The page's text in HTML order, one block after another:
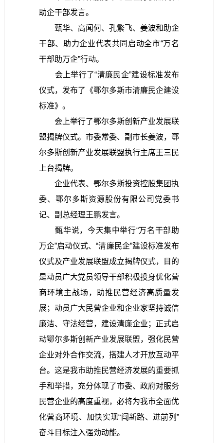
助企干部发言。
甄华、高闻何、孔繁飞、姜波和助企
干部、助力企业代表共同启动全市“万名
干部助万企”行动。
会上举行了“清廉民企”建设标准发布
仪式，发布了《鄂尔多斯市清廉民企建设
标准》。
会上举行了鄂尔多斯创新产业发展联
盟揭牌仪式。 市委常委、副市长姜波，鄂
尔多斯创新产业发展联盟执行主席王三民
上台揭牌。
企业代表、鄂尔多斯投资控股集团执
委、鄂尔多斯资源股份有限公司党委书
记、副总经理王鹏发言。
甄华说， 今天集中举行“万名干部助
万企”启动仪式、“清廉民企”建设标准发布
仪式及产业发展联盟成立揭牌仪式，目的
是动员广大党员领导干部积极投身优化营
商环境主战场，助推民营经济高质量发
展；动员广大民营企业和企业家坚持诚信
廉洁、守法经营，建设清廉企业；正式启
动鄂尔多斯创新产业发展联盟，强化民营
企业对外合作交流，搭建人才开放互动平
台。这是我市助推民营经济发展的重要抓
手和举措，充分体现了市委、政府对服务
民营企业的高度重视，必将为我市全面优
化营商环境、加快实现“闯新路、进前列”
奋斗目标注入强劲动能。